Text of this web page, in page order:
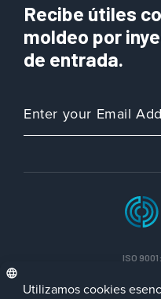
Recibe útiles
moldeo por
de entrada.
ISO